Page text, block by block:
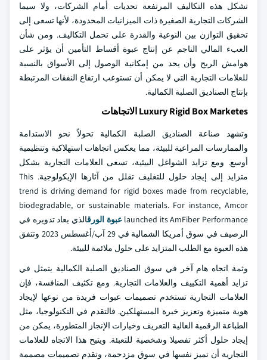
تشكل هذه التكاليف المرتفعة تحديات أمام الشركات، ولا سيما
الشركات التجارية الصغيرة ذات الميزانيات المحدودة، لأنها تسعى إلى
تحقيق التوازن بين النوعية والقدرة على تحمل التكاليف. ومن شأن
العبء المالي الناجم عن إنتاج عبوة أقساط التأمين أن يؤثر على
هوامش الربح وأن يحد من إمكانية الوصول إلى الأسواق بالنسبة
للعلامات التجارية التي لا يمكن أن تستوعب ارتفاع النفقات المرتبطة
بإنتاج الصناديق الصلبة الكمالية.
Luxury Rigid Box Marketes الاتجاهات
وتشهد صناعة الصناديق الصلبة الكمالية تحولاً نحو الاستدامة
والممارسات المراعية للبيئة، مما يعكس اتجاهات استهلاكية وتنظيمية
أوسع. ومع تزايد الشواغل البيئية، تسعى العلامات التجارية بشكل
متزايد إلى إيجاد حلول للتغليف تقلل من آثارها الإيكولوجية. This
trend is driving demand for rigid boxes made from recyclable,
biodegradable, or sustainable materials. For instance, Amcor
launched its AmFiber Performance عبوة الورقالذي يعاد تدويره في
الرصيف في سوق أمريكا الشمالية في 29 آب/أغسطس 2023 وتتفق
هذه العبوة مع الطلب المتزايد على حلول ملائمة للبيئة.
وثمة اتجاه هام آخر في سوق الصناديق الصلبة الكمالية يتمثل في
تزايد أهمية التكييف والعلامات التجارية. ومع تكثيف المنافسة، فإن
العلامات التجارية تستخدم تصميمات عبوات فريدة من نوعها لإيجاد
هوية متميزة وتعزيز خبرة المستهلكين. فالتقدم في التكنولوجيا، مثل
الطباعة الرقمية العالية التعريف وخيارات الإنجاز المتطورة، يمكن من
إيجاد حلول أكثر تفصيلا وشخصية للتعبئة. ويتيح هذا الاتجاه للعلامات
التجارية أن تميز نفسها في سوق مزدحمة، وتقدم تصميمات مصممة